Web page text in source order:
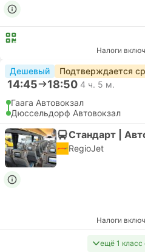
Налоги
Дешевый Подтверждается
14:45 18:50 4 ч. 5 м.
Гаага Автовокзал
Дюссельдорф Автовокзал
Стандарт |
RegioJet
Налоги
ещё 1 класс